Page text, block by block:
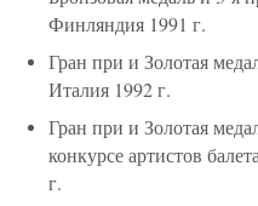
Финляндия 1991 г.
Гран при и Золотая
Италия 1992 г.
Гран при и Золотая
конкурсе артистов
г.